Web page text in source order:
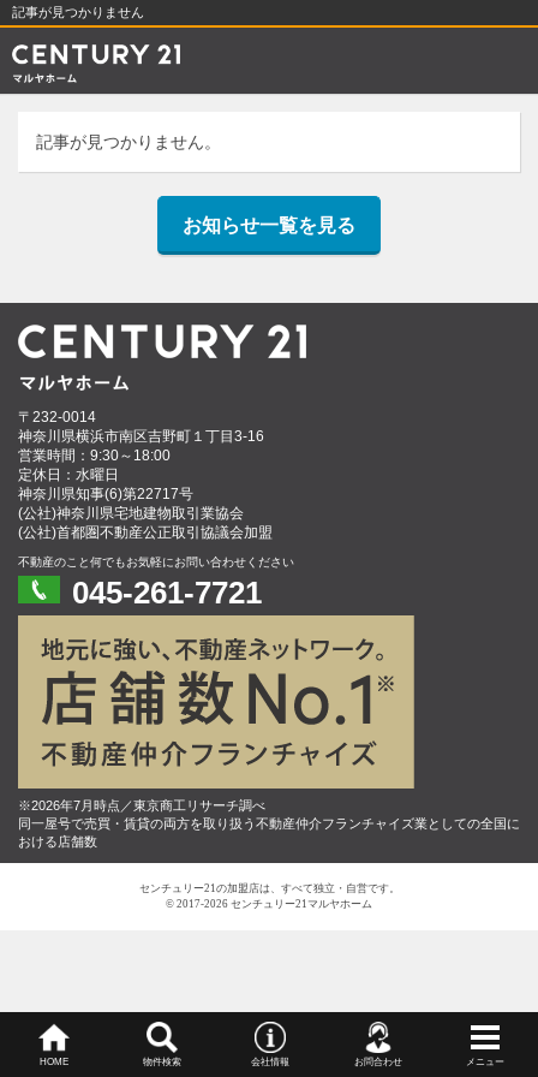
記事が見つかりません
記事が見つかりません。
お知らせ一覧を見る
〒232-0014
神奈川県横浜市南区吉野町１丁目3-16
営業時間：9:30～18:00
定休日：水曜日
神奈川県知事(6)第22717号
(公社)神奈川県宅地建物取引業協会
(公社)首都圏不動産公正取引協議会加盟
不動産のこと何でもお気軽にお問い合わせください
045-261-7721
※2026年7月時点／東京商工リサーチ調べ
同一屋号で売買・賃貸の両方を取り扱う不動産仲介フランチャイズ業としての全国に
おける店舗数
センチュリー21の加盟店は、すべて独立・自営です。
© 2017-2026 センチュリー21マルヤホーム
HOME 物件検索 会社情報 お問合わせ メニュー